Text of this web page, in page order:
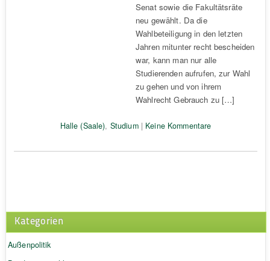
Senat sowie die Fakultätsräte
neu gewählt. Da die
Wahlbeteiligung in den letzten
Jahren mitunter recht bescheiden
war, kann man nur alle
Studierenden aufrufen, zur Wahl
zu gehen und von ihrem
Wahlrecht Gebrauch zu […]
Halle (Saale), Studium| Keine Kommentare
Kategorien
Außenpolitik